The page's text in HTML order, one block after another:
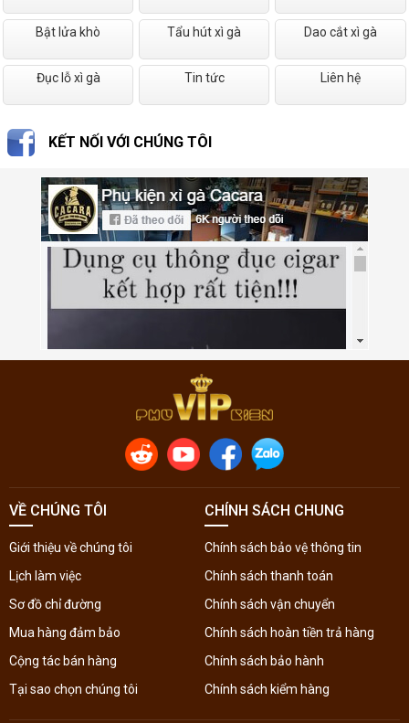
Bật lửa khò Tẩu hút xì gà Dao cắt xì gà
Đục lỗ xì gà Tin tức Liên hệ
KẾT NỐI VỚI CHÚNG TÔI
VỀ CHÚNG TÔI
Giới thiệu về chúng tôi
Lịch làm việc
Sơ đồ chỉ đường
Mua hàng đảm bảo
Cộng tác bán hàng
Tại sao chọn chúng tôi
CHÍNH SÁCH CHUNG
Chính sách bảo vệ thông tin
Chính sách thanh toán
Chính sách vận chuyển
Chính sách hoàn tiền trả hàng
Chính sách bảo hành
Chính sách kiểm hàng